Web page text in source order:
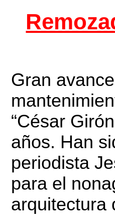
Gran
“César
años. Han
periodista
para el
arquitectura